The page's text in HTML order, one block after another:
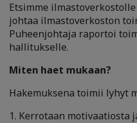
Etsimme
johtaa ilmastoverkoston
Puheenjohtaja raportoi
hallitukselle.
Miten haet mukaan?
Hakemuksena toimii lyhyt
1. Kerrotaan motivaatiosta